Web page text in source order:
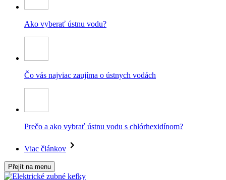
Ako vyberať ústnu vodu?
Čo vás najviac zaujíma o ústnych vodách
Prečo a ako vybrať ústnu vodu s chlórhexidínom?
Viac článkov
Přejít na menu